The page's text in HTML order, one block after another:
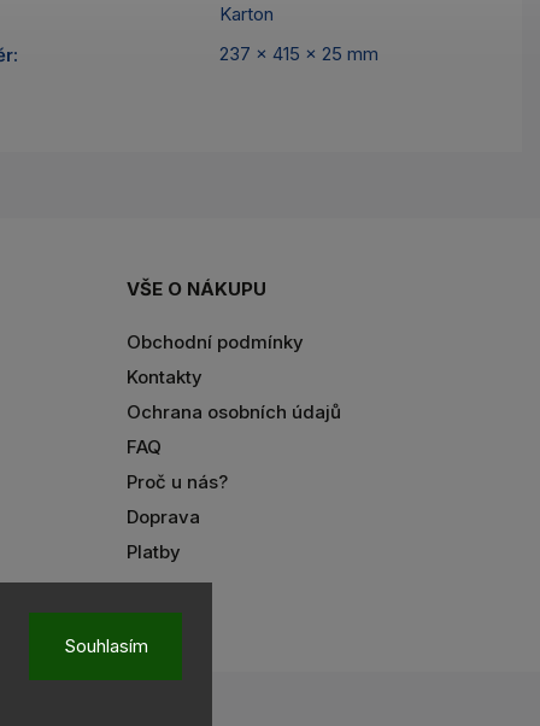
Souhlasím
Karton
: 237 x 415 x 25 mm
VŠE O NÁKUPU
Obchodní podmínky
Kontakty
Ochrana osobních údajů
FAQ
Proč u nás?
Doprava
Platby